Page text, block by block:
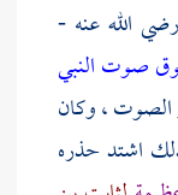
الله عنه -
صوت النبي
الصوت ، وكان
اشتد حذره